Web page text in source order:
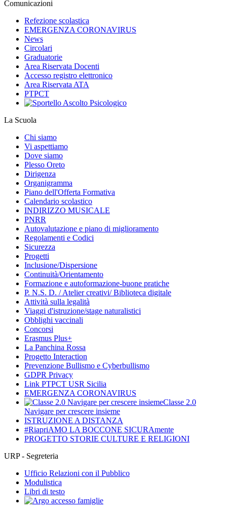
Comunicazioni
Refezione scolastica
EMERGENZA CORONAVIRUS
News
Circolari
Graduatorie
Area Riservata Docenti
Accesso registro elettronico
Area Riservata ATA
PTPCT
La Scuola
Chi siamo
Vi aspettiamo
Dove siamo
Plesso Oreto
Dirigenza
Organigramma
Piano dell'Offerta Formativa
Calendario scolastico
INDIRIZZO MUSICALE
PNRR
Autovalutazione e piano di miglioramento
Regolamenti e Codici
Sicurezza
Progetti
Inclusione/Dispersione
Continuità/Orientamento
Formazione e autoformazione-buone pratiche
P. N.S. D. / Atelier creativi/ Biblioteca digitale
Attività sulla legalità
Viaggi d'istruzione/stage naturalistici
Obblighi vaccinali
Concorsi
Erasmus Plus+
La Panchina Rossa
Progetto Interaction
Prevenzione Bullismo e Cyberbullismo
GDPR Privacy
Link PTPCT USR Sicilia
EMERGENZA CORONAVIRUS
Classe 2.0
Navigare per crescere insieme
ISTRUZIONE A DISTANZA
#RiapriAMO LA BOCCONE SICURAmente
PROGETTO STORIE CULTURE E RELIGIONI
URP - Segreteria
Ufficio Relazioni con il Pubblico
Modulistica
Libri di testo